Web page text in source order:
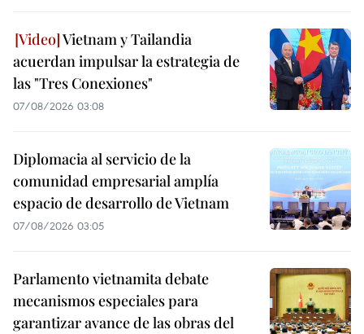
Vietnam y Tailandia
acuerdan impulsar la estrategia de
las "Tres Conexiones"
07/08/2026 03:08
Diplomacia al servicio de la
comunidad empresarial amplía
espacio de desarrollo de Vietnam
07/08/2026 03:05
Parlamento vietnamita debate
mecanismos especiales para
garantizar avance de las obras del